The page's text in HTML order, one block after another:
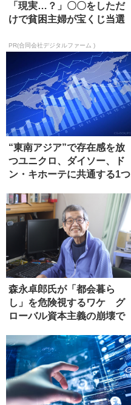
「現実…？」〇〇をしただ
けで貧困主婦が宝くじ当選
PR(合同会社デジタルファーム )
“東南アジア”で存在感を放
つユニクロ、ダイソー、ド
ン・キホーテに共通する1つ
森永卓郎氏が「都会暮ら
し」を危険視するワケ グ
ローバル資本主義の崩壊で